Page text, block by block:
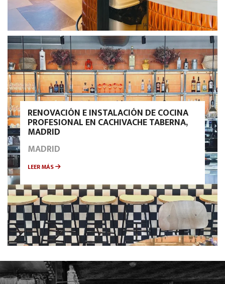
RENOVACIÓN E INSTALACIÓN DE COCINA
PROFESIONAL EN CACHIVACHE TABERNA,
MADRID
MADRID
LEER MÁS